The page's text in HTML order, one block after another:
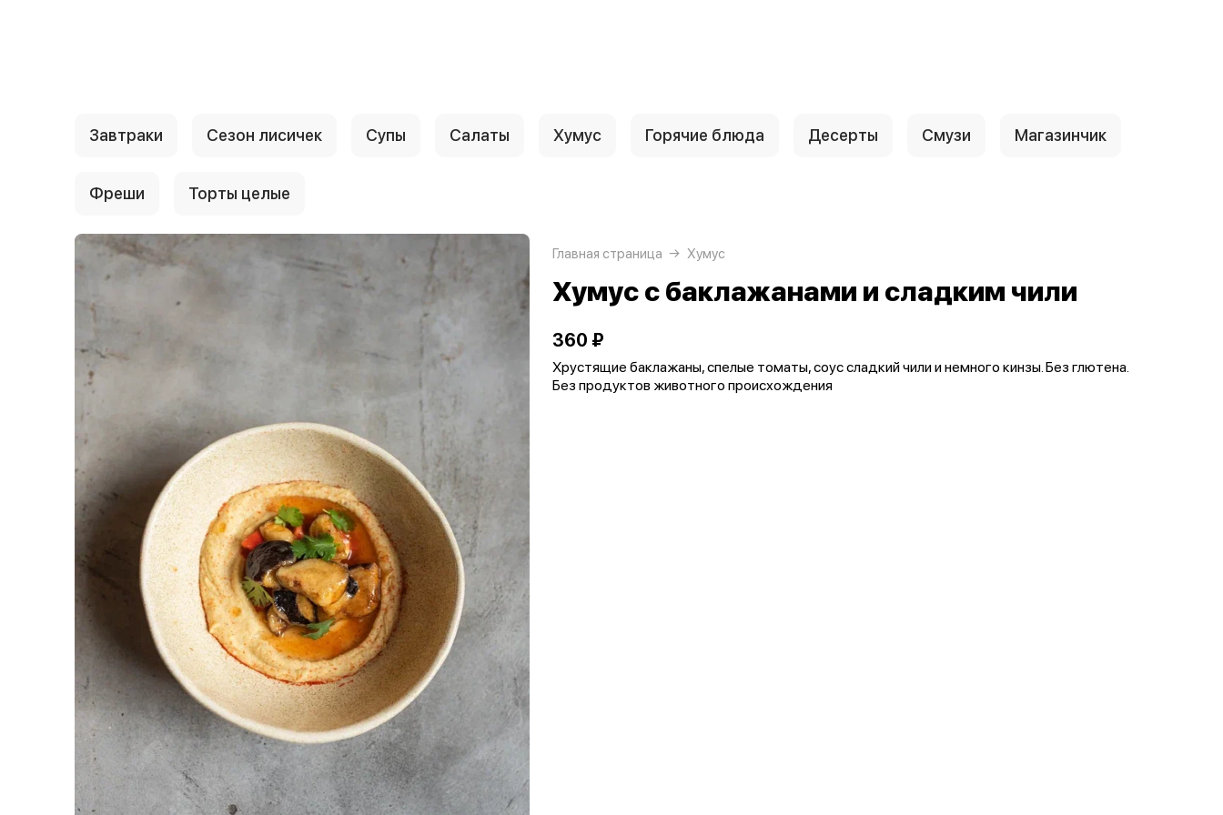
Завтраки Сезон лисичек Супы Салаты Хумус Горячие блюда Десерты Смузи Магазинчик
Фреши Торты целые
Главная страница Хумус
Хумус с баклажанами и сладким чили
360 ₽
Хрустящие баклажаны, спелые томаты, соус сладкий чили и немного кинзы. Без глютена.
Без продуктов животного происхождения